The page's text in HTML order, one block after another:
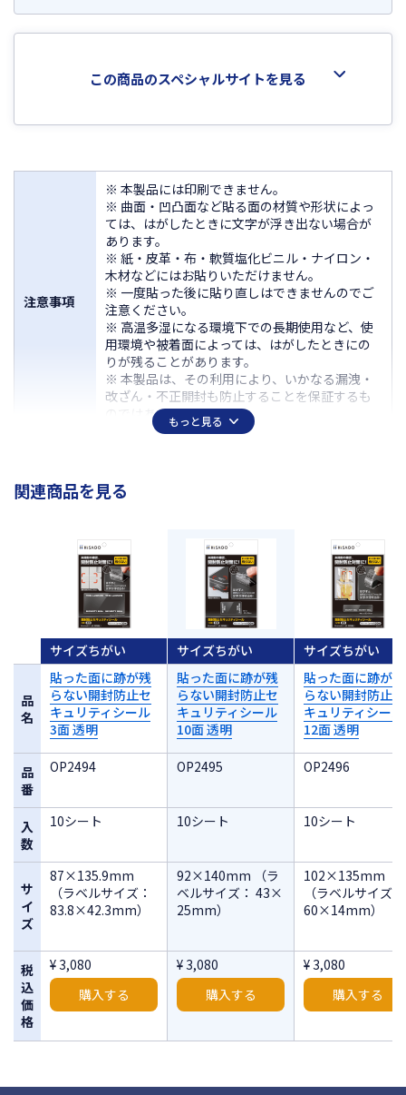
商品の未開封確認ができる封かんシールとしても使用できます。
この商品のスペシャルサイトを見る
注意事項
※ 本製品には印刷できません。
※ 曲面・凹凸面など貼る面の材質や形状によっ
ては、はがしたときに文字が浮き出ない場合が
あります。
※ 紙・皮革・布・軟質塩化ビニル・ナイロン・
木材などにはお貼りいただけません。
※ 一度貼った後に貼り直しはできませんのでご
注意ください。
※ 高温多湿になる環境下での長期使用など、使
用環境や被着面によっては、はがしたときにの
りが残ることがあります。
※ 本製品は、その利用により、いかなる漏洩・
改ざん・不正開封も防止することを保証するも
のではありません。
素材
PET
ラベルサイ
40×20mm だ円
12
0.17mm
ラベルのみ
の厚さ
0.10mm
もっと見る
関連商品を見る
品
名
品
番
入
数
サ
イ
ズ
税
込
価
格
サイズちがい
貼った面に跡が残
らない開封防止セ
キュリティシール
3面 透明
OP2494
10シート
87×135.9mm
（ラベルサイズ：
83.8×42.3mm）
¥ 3,080
購入する
サイズちがい
貼った面に跡が残
らない開封防止セ
キュリティシール
10面 透明
OP2495
10シート
92×140mm （ラ
ベルサイズ： 43×
25mm）
¥ 3,080
購入する
サイズちがい
貼った面に跡が残
らない開封防止セ
キュリティシール
12面 透明
OP2496
10シート
102×135mm
（ラベルサイズ：
60×14mm）
¥ 3,080
購入する